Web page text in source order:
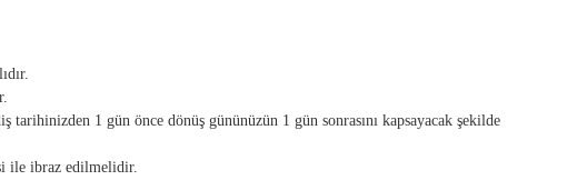
tarihinizden 1 gün önce dönüş gününüzün 1 gün sonrasını kapsayacak şekilde
ile ibraz edilmelidir.